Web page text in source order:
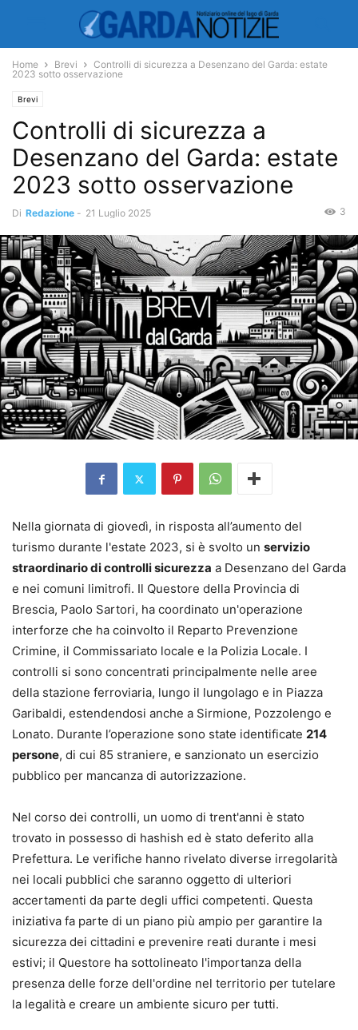
Home Brevi
Controlli di sicurezza a Desenzano del Garda: estate
2023 sotto osservazione
Brevi
Controlli di sicurezza a
Desenzano del Garda: estate
2023 sotto osservazione
Di Redazione - 21 Luglio 2025 3
Nella giornata di giovedì, in risposta all’aumento del
turismo durante l'estate 2023, si è svolto un servizio
straordinario di controlli sicurezza a Desenzano del Garda
e nei comuni limitrofi. Il Questore della Provincia di
Brescia, Paolo Sartori, ha coordinato un'operazione
interforze che ha coinvolto il Reparto Prevenzione
Crimine, il Commissariato locale e la Polizia Locale. I
controlli si sono concentrati principalmente nelle aree
della stazione ferroviaria, lungo il lungolago e in Piazza
Garibaldi, estendendosi anche a Sirmione, Pozzolengo e
Lonato. Durante l’operazione sono state identificate 214
persone, di cui 85 straniere, e sanzionato un esercizio
pubblico per mancanza di autorizzazione.
Nel corso dei controlli, un uomo di trent'anni è stato
trovato in possesso di hashish ed è stato deferito alla
Prefettura. Le verifiche hanno rivelato diverse irregolarità
nei locali pubblici che saranno oggetto di ulteriori
accertamenti da parte degli uffici competenti. Questa
iniziativa fa parte di un piano più ampio per garantire la
sicurezza dei cittadini e prevenire reati durante i mesi
estivi; il Questore ha sottolineato l'importanza della
presenza delle forze dell'ordine nel territorio per tutelare
la legalità e creare un ambiente sicuro per tutti.